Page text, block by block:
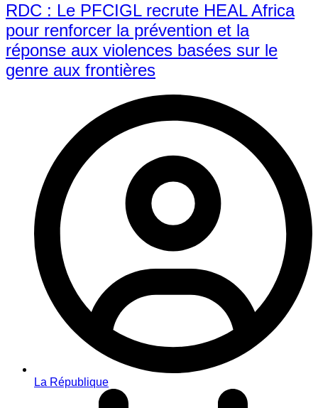
RDC : Le PFCIGL recrute HEAL Africa
pour renforcer la prévention et la
réponse aux violences basées sur le
genre aux frontières
La République